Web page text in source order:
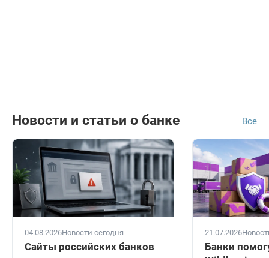
Новости и статьи о банке Все
04.08.2026Новости сегодня
Сайты российских банков
21.07.2026
Банки